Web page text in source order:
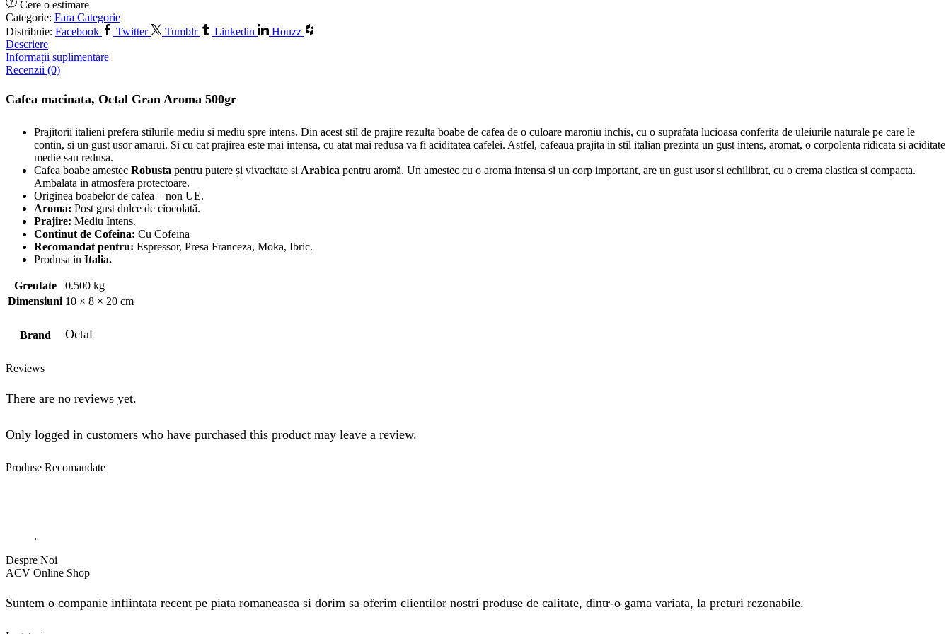
Cere o estimare
Categorie: Fara Categorie
Distribuie: Facebook Twitter Tumblr Linkedin
Houzz
Descriere
Informații suplimentare
Recenzii (0)
Cafea macinata, Octal Gran Aroma 500gr
Prajitorii italieni prefera stilurile mediu si mediu spre intens. Din acest stil de prajire rezulta boabe de cafea de o culoare maroniu inchis, cu o suprafata lucioasa conferita de uleiurile naturale pe care le
contin, si un gust usor amarui. Si cu cat prajirea este mai intensa, cu atat mai redusa va fi aciditatea cafelei. Astfel, cafeaua prajita in stil italian prezinta un gust intens, aromat, o corpolenta ridicata si aciditate
medie sau redusa.
Cafea boabe amestec Robusta pentru putere și vivacitate si Arabica pentru aromă. Un amestec cu o aroma intensa si un corp important, are un gust usor si echilibrat, cu o crema elastica si compacta.
Ambalata in atmosfera protectoare.
Originea boabelor de cafea – non UE.
Aroma: Post gust dulce de ciocolată.
Prajire: Mediu Intens.
Continut de Cofeina: Cu Cofeina
Recomandat pentru: Espressor, Presa Franceza, Moka, Ibric.
Produsa in Italia.
Greutate
0.500 kg
Dimensiuni 10 × 8 × 20 cm
Brand Octal
Reviews
There are no reviews yet.
Only logged in customers who have purchased this product may leave a review.
Produse Recomandate
.
Despre Noi
ACV Online Shop
Suntem o companie infiintata recent pe piata romaneasca si dorim sa oferim clientilor nostri produse de calitate, dintr-o gama variata, la preturi rezonabile.